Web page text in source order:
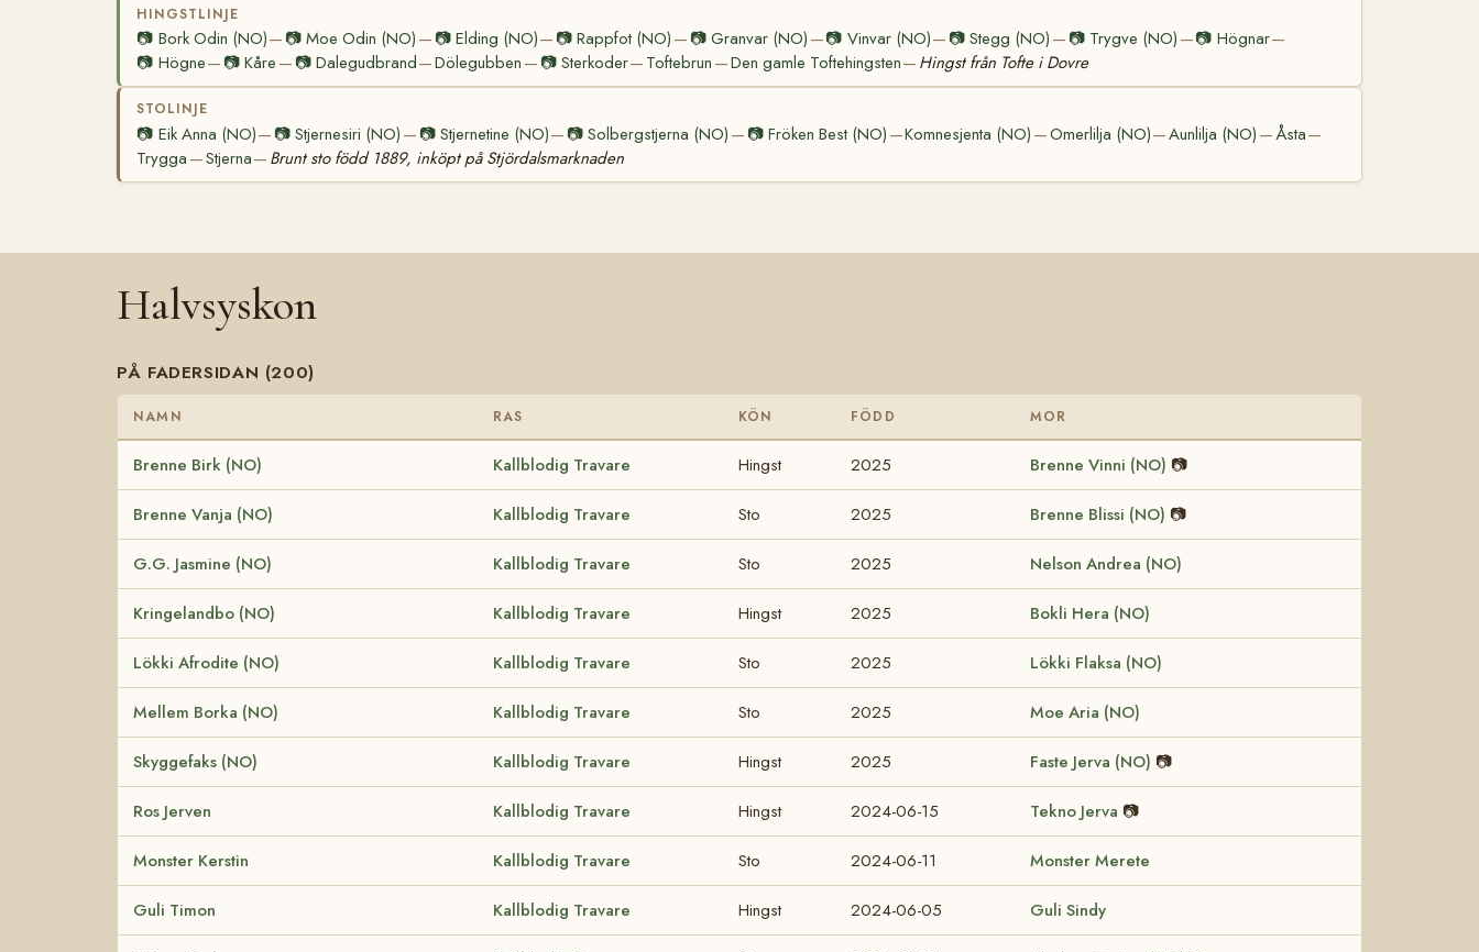
HINGSTLINJE
📷 Bork Odin (NO)— 📷Moe Odin (NO) — 📷 Elding (NO)— 📷 Rappfot (NO) — 📷Granvar (NO) —📷 Vinvar (NO)— 📷Stegg (NO) — 📷 Trygve (NO) —📷 Högnar—
📷 Högne— 📷Kåre — 📷 Dalegudbrand—Dölegubben — 📷 Sterkoder— Toftebrun —Den gamle Toftehingsten— Hingst från Tofte i Dovre
STOLINJE
📷 Eik Anna (NO)— 📷Stjernesiri (NO) — 📷 Stjernetine (NO)— 📷 Solbergstjerna (NO) — 📷Fröken Best (NO) —Komnesjenta (NO) —Omerlilja (NO)—Aunlilja (NO) —Åsta—
Trygga —Stjerna— Brunt sto född 1889, inköpt på Stjördalsmarknaden
Halvsyskon
PÅ FADERSIDAN (200)
NAMN RAS KÖN FÖDD MOR
Brenne Birk (NO) Kallblodig Travare Hingst 2025 Brenne Vinni (NO) 📷
Brenne Vanja (NO) Kallblodig Travare Sto 2025 Brenne Blissi (NO) 📷
G.G. Jasmine (NO) Kallblodig Travare Sto 2025 Nelson Andrea (NO)
Kringelandbo (NO) Kallblodig Travare Hingst 2025 Bokli Hera (NO)
Lökki Afrodite (NO) Kallblodig Travare Sto 2025 Lökki Flaksa (NO)
Mellem Borka (NO) Kallblodig Travare Sto 2025 Moe Aria (NO)
Skyggefaks (NO) Kallblodig Travare Hingst 2025 Faste Jerva (NO) 📷
Ros Jerven Kallblodig Travare Hingst 2024-06-15 Tekno Jerva 📷
Monster Kerstin Kallblodig Travare Sto 2024-06-11 Monster Merete
Guli Timon Kallblodig Travare Hingst 2024-06-05 Guli Sindy